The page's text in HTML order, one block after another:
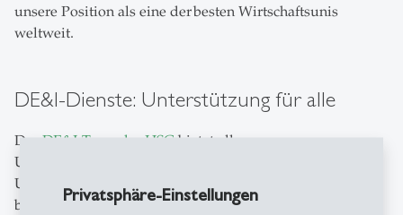
Privatsphäre-Einstellungen
unsere Position als eine der besten Wirtschaftsunis
weltweit.
DE&I-Dienste: Unterstützung für alle
Das DE&I-Team der HSG bietet allen
Universitätsangehörigen vertrauliche Beratung und
Unterstützung an. Kontaktieren Sie unsere DE&I-Dienste
bei: